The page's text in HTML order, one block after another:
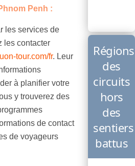
Penh :
les services de
les contacter
tour.com/fr. Leur
à planifier votre
y trouverez des
de contact
de voyageurs
Régions
des
circuits
hors
des
sentiers
battus